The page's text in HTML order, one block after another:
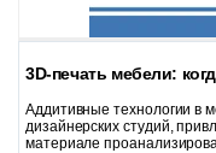
3D-печать мебели:
Аддитивные технологии в
дизайнерских студий,
материале